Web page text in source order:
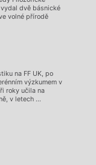
dvě básnické
volné přírodě
na FF UK, po
výzkumem v
roky učila na
v letech ...